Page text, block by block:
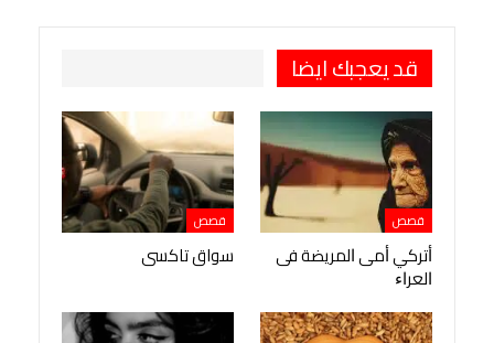
قد يعجبك ايضا
قصص
ﺃﺗﺮﻛﻲ ﺃﻣﻰ ﺍﻟﻤﺮﻳﻀﺔ ﻓﻰ
ﺍﻟﻌﺮﺍﺀ
قصص
سواق تاكسى